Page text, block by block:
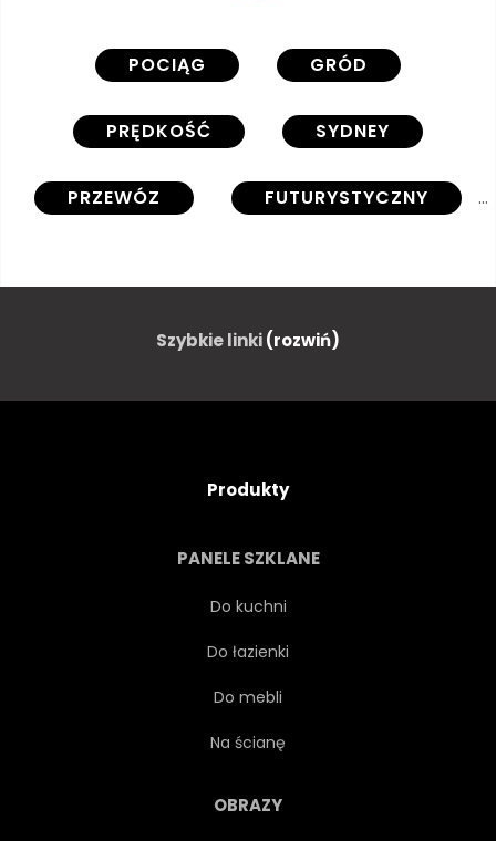
POCIĄG GRÓD
PRĘDKOŚĆ SYDNEY
PRZEWÓZ FUTURYSTYCZNY
STACJA SZYNA
METRO NOWOCZESNY
ARCHITEKTURA
TRÓJWYMIAROWY
Szybkie linki(rozwiń)
Produkty
PANELE SZKLANE
Do kuchni
Do łazienki
Do mebli
Na ścianę
OBRAZY